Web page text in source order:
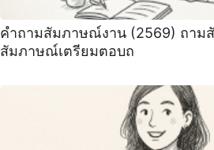
คําถามสัมภาษณ์งาน (2569) ถาม
สัมภาษณ์เตรียมตอบถ